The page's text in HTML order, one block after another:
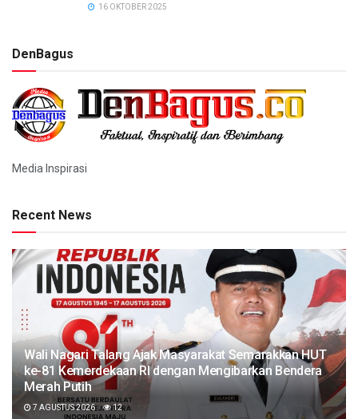
16 OKTOBER 2025
DenBagus
Media Inspirasi
Recent News
Wali Nagari Talang Ajak Masyarakat Semarakkan HUT
ke-81 Kemerdekaan RI dengan Mengibarkan Bendera
Merah Putih
7 AGUSTUS 2026 12